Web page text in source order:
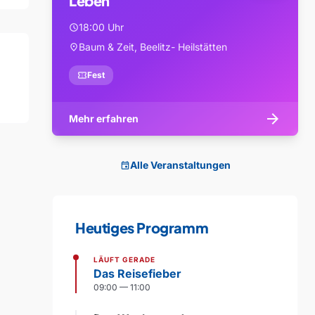
schedule18:00 Uhr
location_onBaum & Zeit, Beelitz- Heilstätten
confirmation_numberFest
Mehr erfahren arrow_forward
eventAlle Veranstaltungen
Heutiges Programm
LÄUFT GERADE
Das Reisefieber
09:00 — 11:00